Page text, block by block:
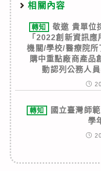
相關內容
轉知
敬邀 貴單位
「2022創新資訊
機關/學校/醫療院
購中重點廠商產品
動認列公務人
轉知
國立臺灣師
學